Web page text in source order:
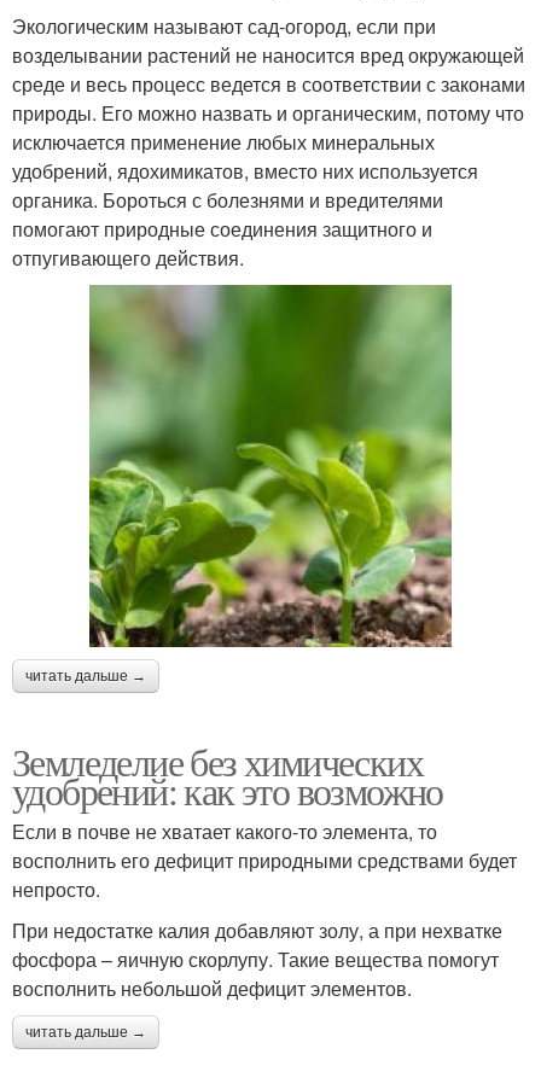
Экологическим называют сад-огород, если при
возделывании растений не наносится вред окружающей
среде и весь процесс ведется в соответствии с законами
природы. Его можно назвать и органическим, потому что
исключается применение любых минеральных
удобрений, ядохимикатов, вместо них используется
органика. Бороться с болезнями и вредителями
помогают природные соединения защитного и
отпугивающего действия.
читать дальше →
Земледелие без химических
удобрений: как это возможно
Если в почве не хватает какого-то элемента, то
восполнить его дефицит природными средствами будет
непросто.
При недостатке калия добавляют золу, а при нехватке
фосфора – яичную скорлупу. Такие вещества помогут
восполнить небольшой дефицит элементов.
читать дальше →